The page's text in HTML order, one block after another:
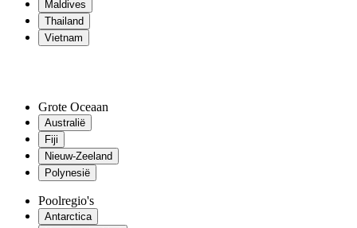
Maldives
Thailand
Vietnam
Grote Oceaan
Australië
Fiji
Nieuw-Zeeland
Polynesië
Poolregio's
Antarctica